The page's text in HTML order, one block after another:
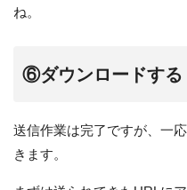
ね。
⑥ダウンロードする
送信作業は完了ですが、一
きます。